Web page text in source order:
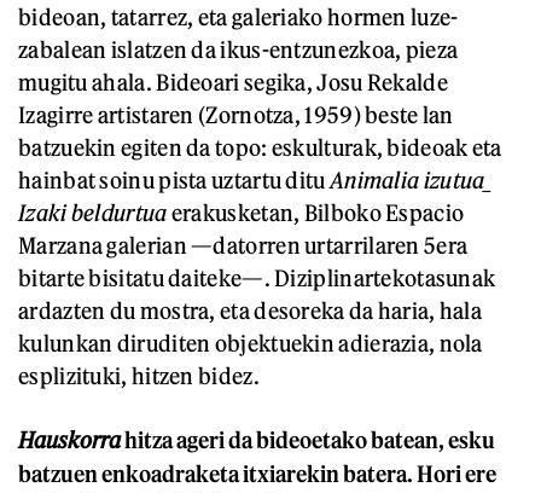
bideoan, tatarrez, eta galeriako hormen luze-
zabalean islatzen da ikus-entzunezkoa, pieza
mugitu ahala. Bideoari segika, Josu Rekalde
Izagirre artistaren (Zornotza, 1959) beste lan
batzuekin egiten da topo: eskulturak, bideoak eta
hainbat soinu pista uztartu ditu Animalia izutua
Izaki beldurtuaerakusketan, Bilboko Espacio
Marzana galerian —datorren urtarrilaren 5era
bitarte bisitatu daiteke—. Diziplinartekotasunak
ardazten du mostra, eta desoreka da haria, hala
kulunkan diruditen objektuekin adierazia, nola
esplizituki, hitzen bidez.
Hauskorrahitza ageri da bideoetako batean, esku
batzuen enkoadraketa itxiarekin batera. Hori ere